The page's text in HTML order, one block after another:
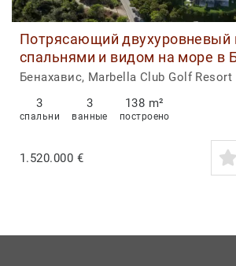
Потрясающий двухуровневый
спальнями и видом на море в
Бенахавис, Marbella Club Golf Resort
3
спальни
3
ванные
138 m²
построено
1.520.000 €